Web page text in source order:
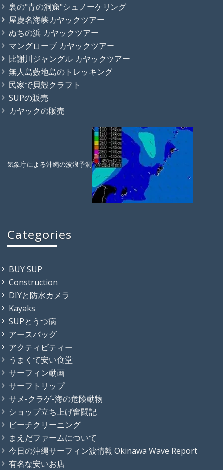
裏の"青の洞窟"シュノーケリング
屋慶名海峡カヤックツアー
ぬちの浜 カヤックツアー
マングローブ カヤックツアー
比謝川ジャングル カヤックツアー
無人島藪地島のトレッキング
民家で貝殻クラフト
SUPの販売
カヤックの販売
気象庁による沖縄の波浪予測
Categories
BUY SUP
Construction
DIYと防水カメラ
Kayaks
SUPとうつ病
アースバッグ
アクティビティー
うまくて安い食堂
サーフィン動画
サーフトリップ
サメ-クラゲ-海の危険動物
ショップ立ち上げ奮闘記
ビーチクリーニング
まえだファームについて
今日の沖縄サーフィン波情報 Okinawa Wave Report
有名な安いお店